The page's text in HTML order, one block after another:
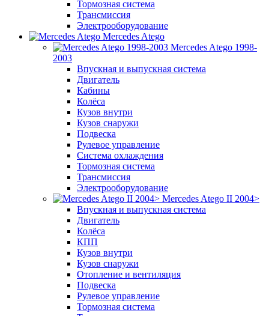
Тормозная система
Трансмиссия
Электрооборудование
Mercedes Atego
Mercedes Atego 1998-
2003
Впускная и выпускная система
Двигатель
Кабины
Колёса
Кузов внутри
Кузов снаружи
Подвеска
Рулевое управление
Система охлаждения
Тормозная система
Трансмиссия
Электрооборудование
Mercedes Atego II 2004>
Впускная и выпускная система
Двигатель
Колёса
КПП
Кузов внутри
Кузов снаружи
Отопление и вентиляция
Подвеска
Рулевое управление
Тормозная система